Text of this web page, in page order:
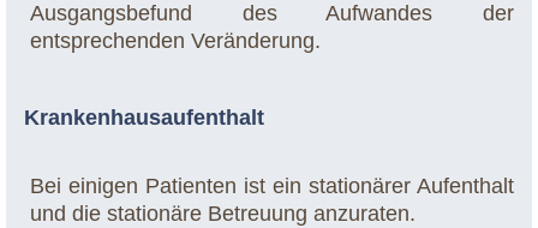
Ausgangsbefund des Aufwandes der
entsprechenden Veränderung.
Krankenhausaufenthalt
Bei einigen Patienten ist ein stationärer Aufenthalt
und die stationäre Betreuung anzuraten.